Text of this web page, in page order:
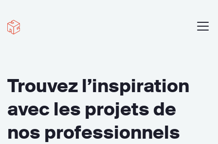
Trouvez l’inspiration
avec les projets de
nos professionnels